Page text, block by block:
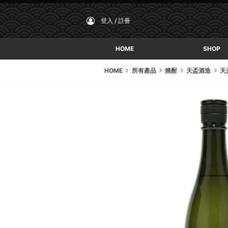
登入 / 註冊
HOME SHOP
HOME 所有產品 燒酎 天盃酒造 天